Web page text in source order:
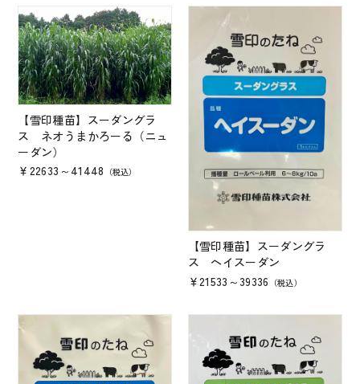
【雪印種苗】スーダングラ
ス ネオうまかろーる（ニュ
ーダン）
￥22633～41448 （税込）
【雪印種苗】スーダングラ
ス ヘイスーダン
￥21533～39336 （税込）